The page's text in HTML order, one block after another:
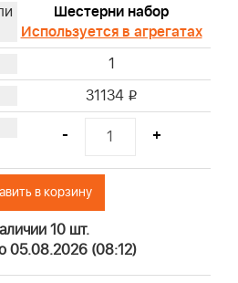
Шестерни набор
Используется в агрегатах
1
31134 i
- +
в корзину
10 шт.
05.08.2026 (08:12)